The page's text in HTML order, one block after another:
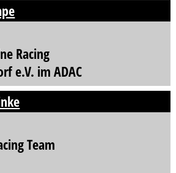
Racing
e.V. im ADAC
Team